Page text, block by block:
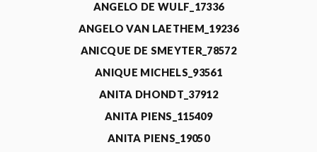
ANGELO DE WULF_17336
ANGELO VAN LAETHEM_19236
ANICQUE DE SMEYTER_78572
ANIQUE MICHELS_93561
ANITA DHONDT_37912
ANITA PIENS_115409
ANITA PIENS_19050